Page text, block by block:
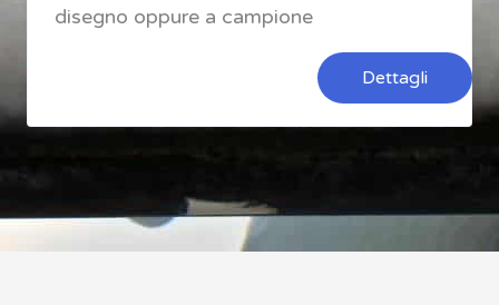
disegno oppure a campione
Dettagli